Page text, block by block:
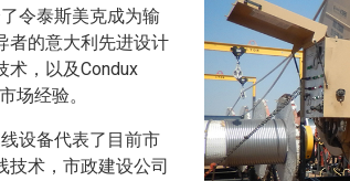
令泰斯美克成为输
者的意大利先进设计
术，以及Condux
场经验。
设备代表了目前市
技术，市政建设公司